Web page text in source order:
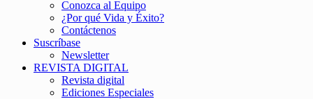
Conozca al Equipo
¿Por qué Vida y Éxito?
Contáctenos
Suscríbase
Newsletter
REVISTA DIGITAL
Revista digital
Ediciones Especiales